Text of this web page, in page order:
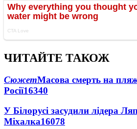
ЧИТАЙТЕ ТАКОЖ
СюжетМасова смерть на
Росії16340
У Білорусі засудили лідера
Міхалка16078